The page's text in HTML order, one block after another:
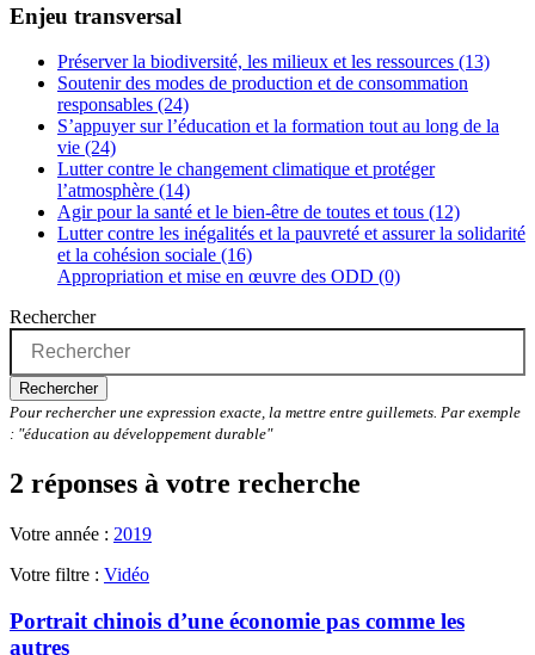
Enjeu transversal
Préserver la biodiversité, les milieux et les ressources (13)
Soutenir des modes de production et de consommation
responsables (24)
S’appuyer sur l’éducation et la formation tout au long de la
vie (24)
Lutter contre le changement climatique et protéger
l’atmosphère (14)
Agir pour la santé et le bien-être de toutes et tous (12)
Lutter contre les inégalités et la pauvreté et assurer la solidarité
et la cohésion sociale (16)
Appropriation et mise en œuvre des ODD (0)
Rechercher
Rechercher
Pour rechercher une expression exacte, la mettre entre guillemets. Par exemple
: "éducation au développement durable"
2 réponses à votre recherche
Votre année : 2019
Votre filtre : Vidéo
Portrait chinois d’une économie pas comme les
autres